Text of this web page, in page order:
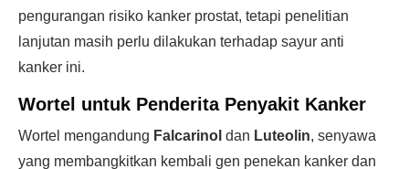
pengurangan risiko kanker prostat, tetapi penelitian
lanjutan masih perlu dilakukan terhadap sayur anti
kanker ini.
Wortel untuk Penderita Penyakit Kanker
Wortel mengandung Falcarinol dan Luteolin, senyawa
yang membangkitkan kembali gen penekan kanker dan